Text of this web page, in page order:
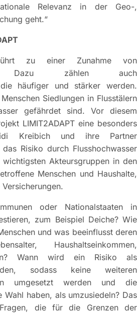
Relevanz in der Geo-,
geht.“
zu einer Zunahme von
Dazu zählen auch
die häufiger und stärker werden.
Siedlungen in Flusstälern
gefährdet sind. Vor diesem
LIMIT2ADAPT eine besonders
Kreibich und ihre Partner
Risiko durch Flusshochwasser
Akteursgruppen in den
Menschen und Haushalte,
oder Nationalstaaten in
zum Beispiel Deiche? Wie
und was beeinflusst deren
Haushaltseinkommen,
Wann wird ein Risiko als
sodass keine weiteren
umgesetzt werden und die
Wahl haben, als umzusiedeln? Das
die für die Grenzen der